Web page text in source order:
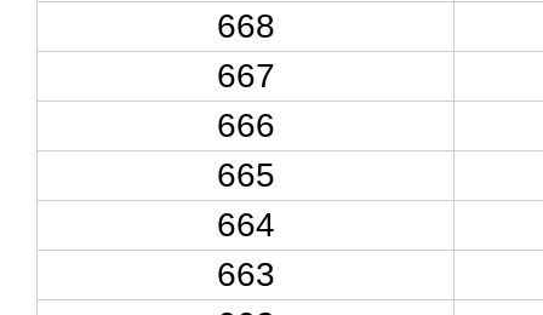
668
667
666
665
664
663